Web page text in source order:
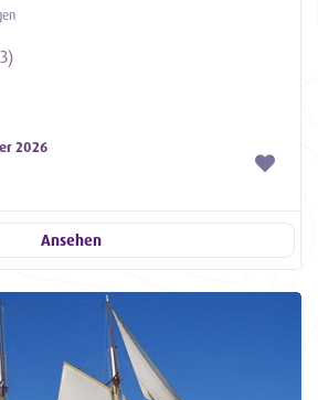
2026
Ansehen